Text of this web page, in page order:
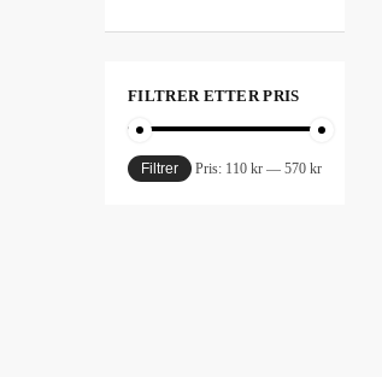
FILTRER ETTER PRIS
Filtrer Pris: 110 kr— 570 kr